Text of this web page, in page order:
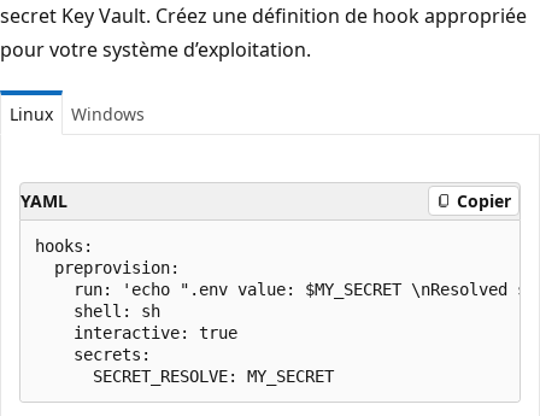
secret Key Vault. Créez une définition de hook appropriée
pour votre système d’exploitation.
Linux Windows
YAML Copier
hooks:
  preprovision:
run: 'echo ".env value: $MY_SECRET \nResolved
    shell: sh
    interactive: true
    secrets: